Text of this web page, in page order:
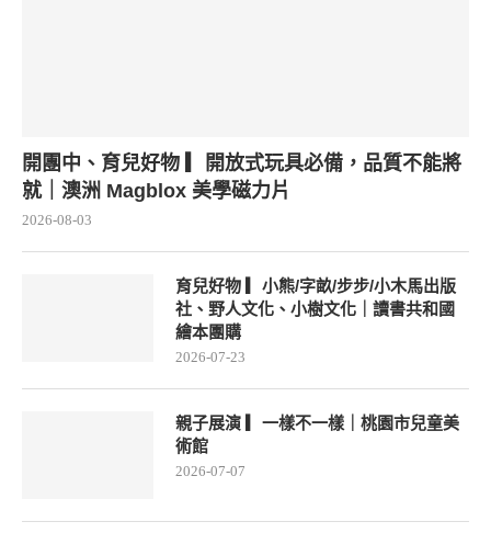
開團中、育兒好物 ▎開放式玩具必備，品質不能將
就｜澳洲 Magblox 美學磁力片
2026-08-03
育兒好物 ▎小熊/字畝/步步/小木馬出版
社、野人文化、小樹文化｜讀書共和國
繪本團購
2026-07-23
親子展演 ▎一樣不一樣｜桃園市兒童美
術館
2026-07-07